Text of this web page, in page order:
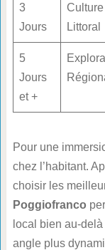
3
Jours
Littoral
5
Jours
et +
Pour une
chez l’habitant.
choisir les
Poggiofranco
local bien au-
angle plus